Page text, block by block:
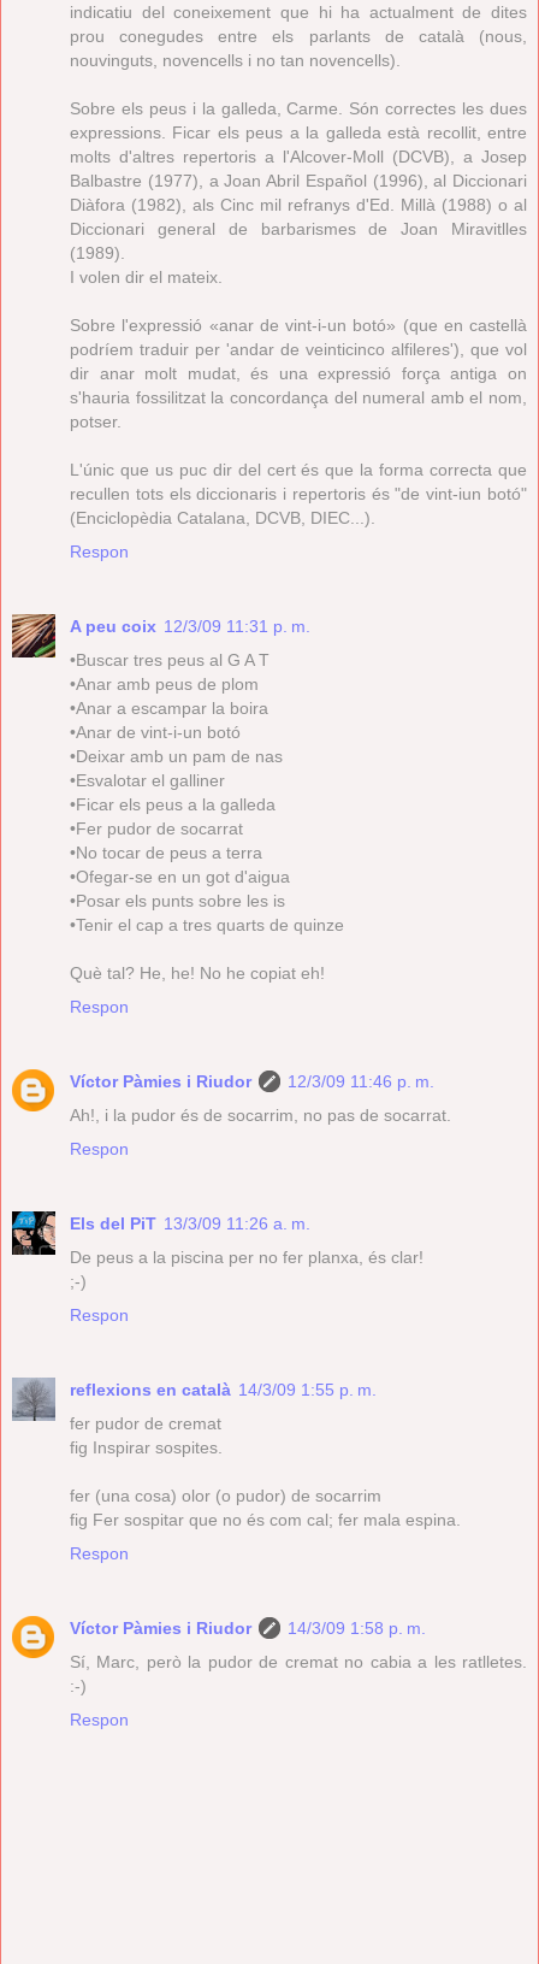
indicatiu del coneixement que hi ha actualment de dites
prou conegudes entre els parlants de català (nous,
nouvinguts, novencells i no tan novencells).
Sobre els peus i la galleda, Carme. Són correctes les dues
expressions. Ficar els peus a la galleda està recollit, entre
molts d'altres repertoris a l'Alcover-Moll (DCVB), a Josep
Balbastre (1977), a Joan Abril Español (1996), al Diccionari
Diàfora (1982), als Cinc mil refranys d'Ed. Millà (1988) o al
Diccionari general de barbarismes de Joan Miravitlles
(1989).
I volen dir el mateix.
Sobre l'expressió «anar de vint-i-un botó» (que en castellà
podríem traduir per 'andar de veinticinco alfileres'), que vol
dir anar molt mudat, és una expressió força antiga on
s'hauria fossilitzat la concordança del numeral amb el nom,
potser.
L'únic que us puc dir del cert és que la forma correcta que
recullen tots els diccionaris i repertoris és "de vint-iun botó"
(Enciclopèdia Catalana, DCVB, DIEC...).
Respon
A peu coix 12/3/09 11:31 p. m.
•Buscar tres peus al G A T
•Anar amb peus de plom
•Anar a escampar la boira
•Anar de vint-i-un botó
•Deixar amb un pam de nas
•Esvalotar el galliner
•Ficar els peus a la galleda
•Fer pudor de socarrat
•No tocar de peus a terra
•Ofegar-se en un got d'aigua
•Posar els punts sobre les is
•Tenir el cap a tres quarts de quinze
Què tal? He, he! No he copiat eh!
Respon
Víctor Pàmies i Riudor
12/3/09 11:46 p. m.
Ah!, i la pudor és de socarrim, no pas de socarrat.
Respon
Els del PiT 13/3/09 11:26 a. m.
De peus a la piscina per no fer planxa, és clar!
;-)
Respon
reflexions en català 14/3/09 1:55 p. m.
fer pudor de cremat
fig Inspirar sospites.
fer (una cosa) olor (o pudor) de socarrim
fig Fer sospitar que no és com cal; fer mala espina.
Respon
Víctor Pàmies i Riudor
14/3/09 1:58 p. m.
Sí, Marc, però la pudor de cremat no cabia a les ratlletes.
:-)
Respon